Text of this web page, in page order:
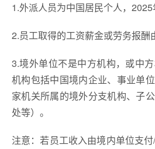
1.外派人员为中国居民个人，2025
2.员工取得的工资薪金或劳务报酬
3.境外单位不是中方机构，或中
机构包括中国境内企业、事业单
家机关所属的境外分支机构、子
处等）。
注意：若员工收入由境内单位支付